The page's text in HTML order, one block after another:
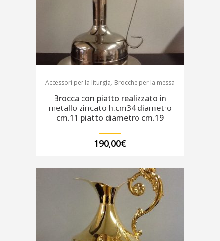
Accessori per la liturgia, Brocche per la messa
Brocca con piatto realizzato in
metallo zincato h.cm34 diametro
cm.11 piatto diametro cm.19
190,00€